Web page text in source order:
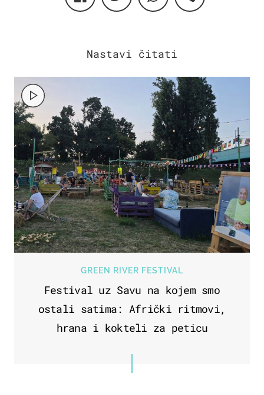
GREEN RIVER FESTIVAL
Festival uz Savu na kojem smo
ostali satima: Afrički ritmovi,
hrana i kokteli za peticu